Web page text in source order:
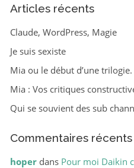
Articles récents
Claude, WordPress, Magie
Je suis sexiste
Mia ou le début d’une trilogie.
Mia : Vos critiques
Qui se souvient des sub
Commentaires récents
hoperdans Pour moi Daikin